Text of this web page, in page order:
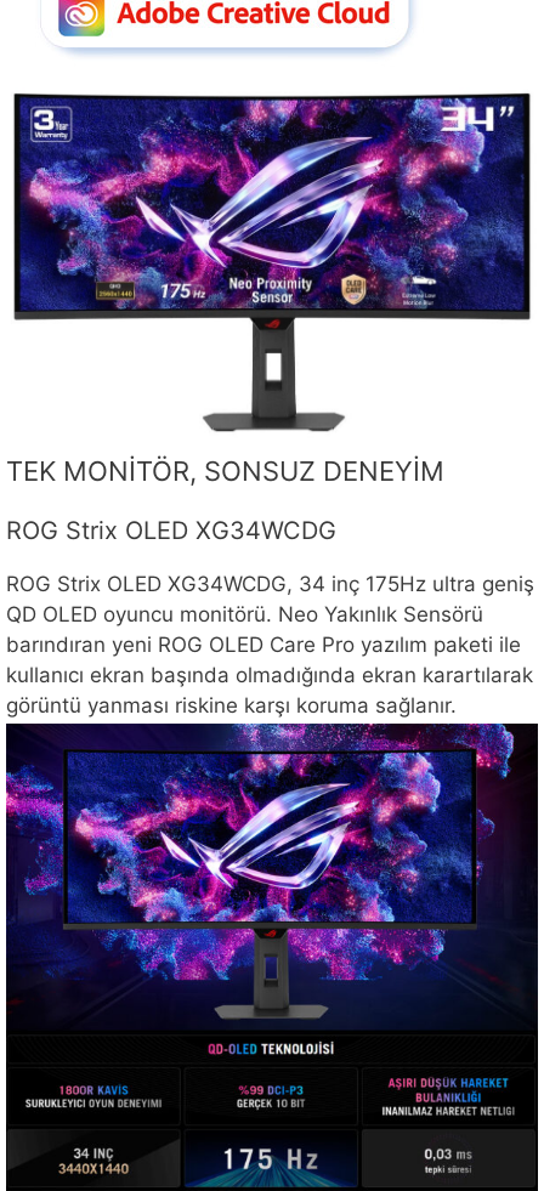
TEK MONİTÖR, SONSUZ DENEYİM
ROG Strix OLED XG34WCDG
ROG Strix OLED XG34WCDG, 34 inç 175Hz ultra geniş
QD OLED oyuncu monitörü. Neo Yakınlık Sensörü
barındıran yeni ROG OLED Care Pro yazılım paketi ile
kullanıcı ekran başında olmadığında ekran karartılarak
görüntü yanması riskine karşı koruma sağlanır.